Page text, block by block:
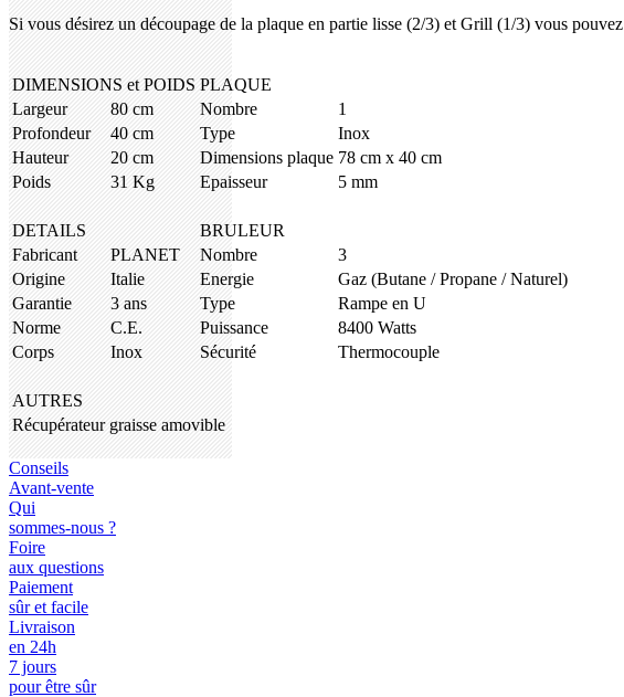
Si vous désirez un découpage de la plaque en partie lisse (2/3) et Grill (1/3) vous
DIMENSIONS et POIDS PLAQUE
Largeur
80 cm Nombre
1
Profondeur
40 cm Type
Inox
Hauteur
20 cm Dimensions plaque 78 cm x 40 cm
Poids
31 Kg Epaisseur 5 mm
DETAILS
BRULEUR
Fabricant
PLANET Nombre
3
Origine
Italie Energie
Gaz (Butane / Propane / Naturel)
Garantie
3 ans Type
Rampe en U
Norme
C.E. Puissance
8400 Watts
Corps
Inox Sécurité Thermocouple
AUTRES
Récupérateur graisse amovible
Conseils
Avant-vente
Qui
sommes-nous ?
Foire
aux questions
Paiement
sûr et facile
Livraison
en 24h
7 jours
pour être sûr